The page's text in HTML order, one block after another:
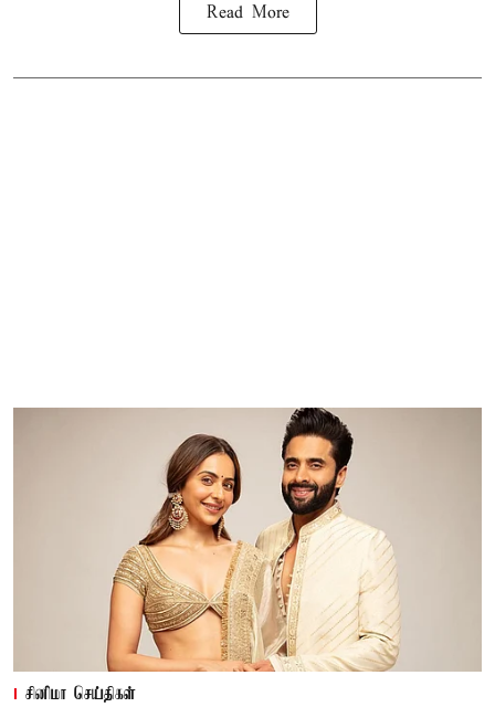
Read More
சினிமா செய்திகள்